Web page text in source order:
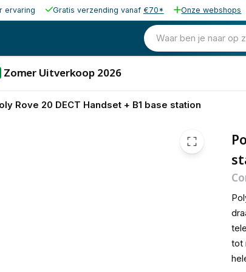
ervaring Gratis verzending vanaf €70* Onze webshops
Waar ben je naar op
Zomer Uitverkoop 2026
Rove 20 DECT Handset + B1 base station
tot
130,99 excl.
158,50 incl.